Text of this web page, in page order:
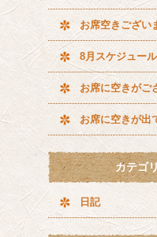
お席空きござい
8月スケジュール
お席に空きがご
お席に空きが出
カテゴ
日記